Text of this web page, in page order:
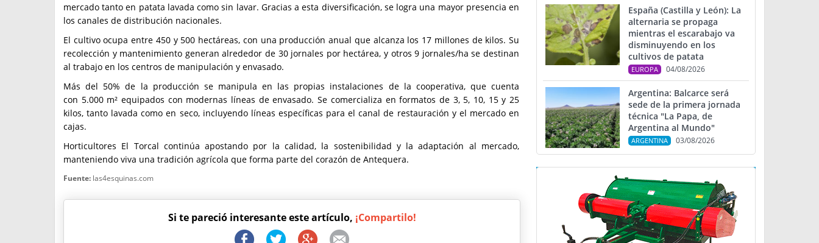
mercado tanto en patata lavada como sin lavar. Gracias a esta diversificación, se logra una mayor presencia en
los canales de distribución nacionales.
El cultivo ocupa entre 450 y 500 hectáreas, con una producción anual que alcanza los 17 millones de kilos. Su
recolección y mantenimiento generan alrededor de 30 jornales por hectárea, y otros 9 jornales/ha se destinan
al trabajo en los centros de manipulación y envasado.
Más del 50% de la producción se manipula en las propias instalaciones de la cooperativa, que cuenta
con 5.000 m² equipados con modernas líneas de envasado. Se comercializa en formatos de 3, 5, 10, 15 y 25
kilos, tanto lavada como en seco, incluyendo líneas específicas para el canal de restauración y el mercado en
cajas.
Horticultores El Torcal continúa apostando por la calidad, la sostenibilidad y la adaptación al mercado,
manteniendo viva una tradición agrícola que forma parte del corazón de Antequera.
Fuente: las4esquinas.com
Si te pareció interesante este artículo, ¡Compartilo!
España (Castilla y León): La
alternaria se propaga
mientras el escarabajo va
disminuyendo en los
cultivos de patata
EUROPA 04/08/2026
Argentina: Balcarce será
sede de la primera jornada
técnica "La Papa, de
Argentina al Mundo"
ARGENTINA 03/08/2026